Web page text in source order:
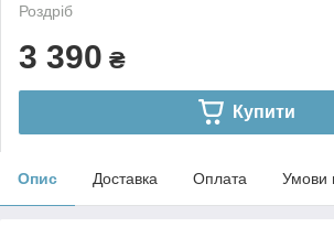
Роздріб
3 390 ₴
Купити
Опис Доставка Оплата Умови